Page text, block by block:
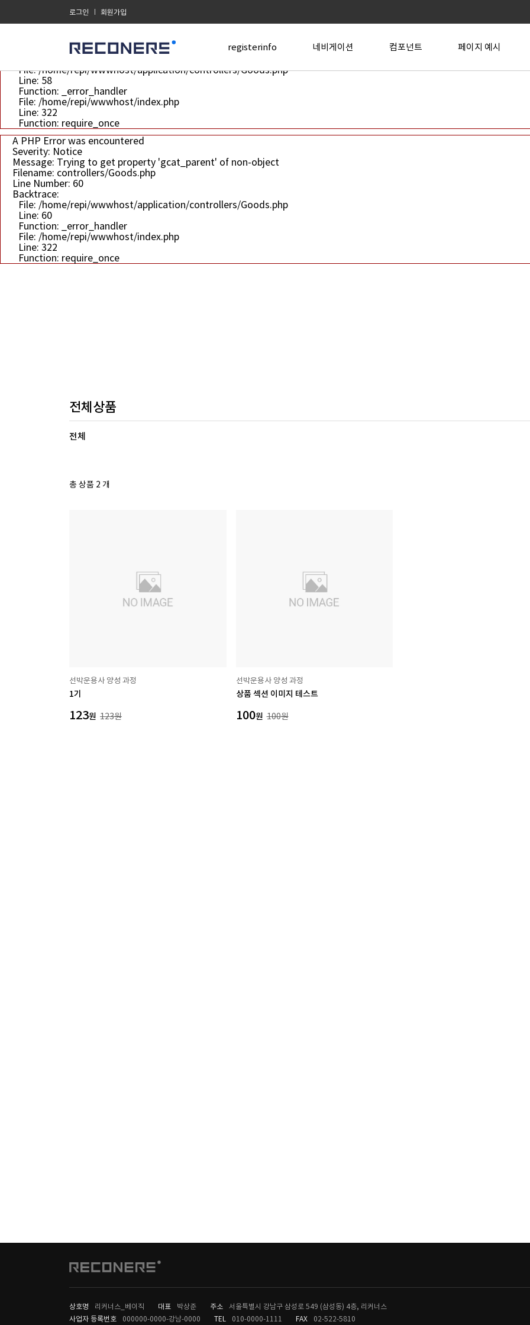
A PHP Error was encountered
Severity: Notice
Message: Trying to get property 'gcat_parent' of non-object
Line Number: 58
File: /home/repi/wwwhost/application/controllers/Goods.php
Line: 58
Function: _error_handler
File: /home/repi/wwwhost/index.php
Line: 322
Function: require_once
A PHP Error was encountered
Severity: Notice
Message: Trying to get property 'gcat_parent' of non-object
Filename: controllers/Goods.php
Line Number: 60
Backtrace:
File: /home/repi/wwwhost/application/controllers/Goods.php
Line: 60
Function: _error_handler
File: /home/repi/wwwhost/index.php
Line: 322
Function: require_once
로그인 회원가입
registerinfo 네비게이션 컴포넌트 페이지 예시
전체상품
전체
총 상품 2 개
선박운용사 양성 과정
1기
123원 123원
선박운용사 양성 과정
상품 섹션 이미지 테스트
100원 100원
상호명 리커너스_베이직 대표 박상준 주소
서울특별시 강남구 삼성로 549 (삼성동) 4층, 리커너스
사업자 등록번호
000000-0000-강남-0000 TEL 010-0000-1111 FAX 02-522-5810